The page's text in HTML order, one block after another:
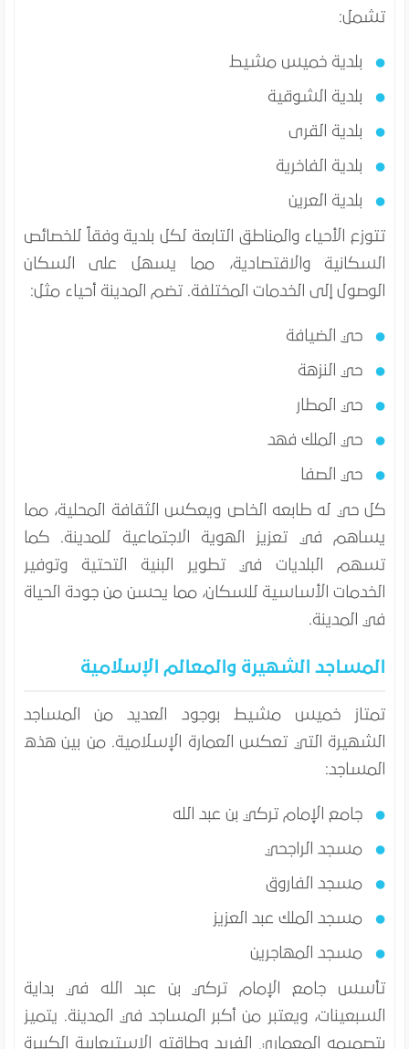
تشمل:
بلدية خميس مشيط
بلدية الشوقية
بلدية القرى
بلدية الفاخرية
بلدية العرين
تتوزع الأحياء والمناطق التابعة لكل بلدية وفقاً للخصائص
السكانية والاقتصادية، مما يسهل على السكان
الوصول إلى الخدمات المختلفة. تضم المدينة أحياء مثل:
حي الضيافة
حي النزهة
حي المطار
حي الملك فهد
حي الصفا
كل حي له طابعه الخاص ويعكس الثقافة المحلية، مما
يساهم في تعزيز الهوية الاجتماعية للمدينة. كما
تسهم البلديات في تطوير البنية التحتية وتوفير
الخدمات الأساسية للسكان، مما يحسن من جودة الحياة
في المدينة.
المساجد الشهيرة والمعالم الإسلامية
تمتاز خميس مشيط بوجود العديد من المساجد
الشهيرة التي تعكس العمارة الإسلامية. من بين هذه
المساجد:
جامع الإمام تركي بن عبد الله
مسجد الراجحي
مسجد الفاروق
مسجد الملك عبد العزيز
مسجد المهاجرين
تأسس جامع الإمام تركي بن عبد الله في بداية
السبعينات، ويعتبر من أكبر المساجد في المدينة. يتميز
بتصميمه المعماري الفريد وطاقته الاستيعابية الكبيرة